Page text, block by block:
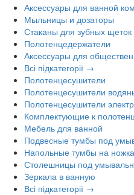
Аксессуары для ванной
Мыльницы и дозаторы
Стаканы для зубных щеток
Полотенцедержатели
Аксессуары для
Всі підкатегорії →
Полотенцесушители
Полотенцесушители
Полотенцесушители
Комплектующие к
Мебель для ванной
Подвесные тумбы под
Напольные тумбы на
Столешницы под
Зеркала в ванную
Всі підкатегорії →